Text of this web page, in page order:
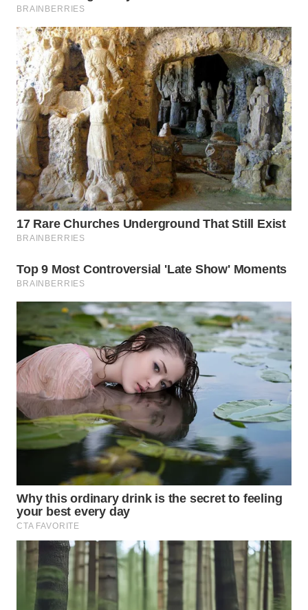
WN
TIMUR
WN
SEMARANG
WN
SOLO
WN
BOROBUDUR
WN
MADURA
WN
WN
NATUNA
WN
BINTAN
WN
MANDALIKA
LIKUPANG
WN
LABUANBAJO
WN
BORNEO